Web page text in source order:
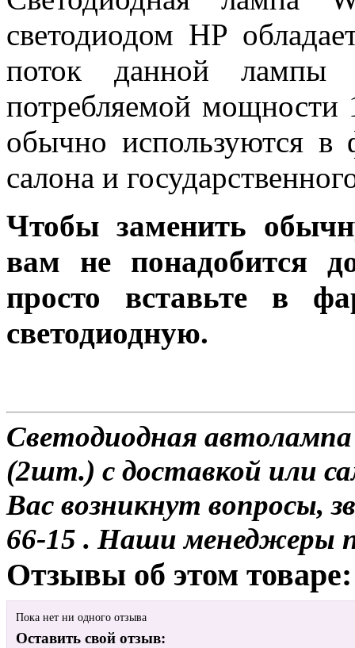
светодиодом HP
поток данной лампы
потребляемой мощности
обычно используются в
салона и
Чтобы заменить
вам не понадобится
просто вставьте в
светодиодную.
Светодиодная
(2шт.) с доставкой или
Вас возникнут вопросы,
66-15 . Наши менеджеры
Отзывы об этом товаре:
Пока нет ни одного отзыва
Оставить свой отзыв: